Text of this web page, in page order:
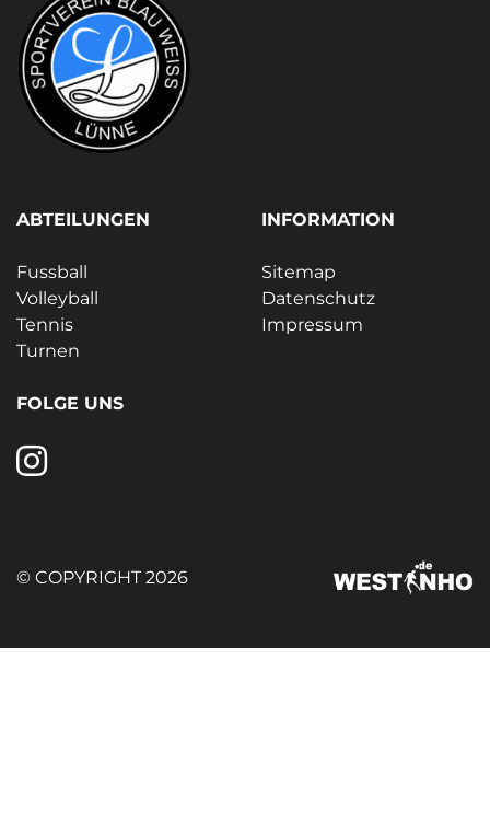
ABTEILUNGEN
Fussball
Volleyball
Tennis
Turnen
INFORMATION
Sitemap
Datenschutz
Impressum
FOLGE UNS
© COPYRIGHT 2026